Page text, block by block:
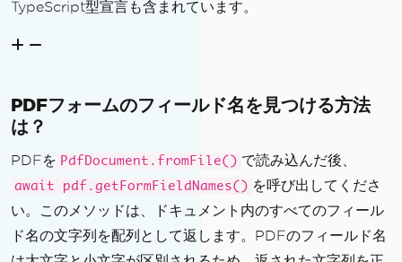
TypeScript型宣言も含まれています。
PDFフォームのフィールド名を見つける方法
は？
PDFを PdfDocument.fromFile() で読み込んだ後、
await pdf.getFormFieldNames() を呼び出してくださ
い。このメソッドは、ドキュメント内のすべてのフィール
ド名の文字列を配列として返します。PDFのフィールド名